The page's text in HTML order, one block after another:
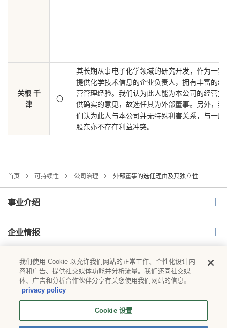
关根 千
津
〇
其长期从事电子化学领域的研究开发，作为一家
提供化学技术信息的企业负责人，拥有丰富的经
营管理经验。我们认为此人能为本公司的经营提
供确实的意见，故选任其为外部董事。另外，我
们认为此人与本公司并无特殊利害关系，与一般
股东亦不存在利益冲突。
首页 可持续性 公司治理 外部董事的选任理由及其独立性
事业介绍
企业情报
可持续性
隐私政策
Cookie 设置
我们使用 Cookie 以允许我们网站的正常工作、个性化设计内
容和广告、提供社交媒体功能并分析流量。我们还同社交媒
体、广告和分析合作伙伴分享有关您使用我们网站的信息。
privacy policy
Cookie 设置